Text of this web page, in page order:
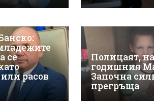
се
расов
Полицаят,
годишния
Започна
прегръща